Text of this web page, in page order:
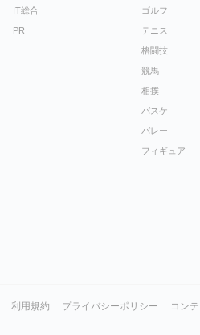
IT総合
PR
ゴルフ
テニス
格闘技
競馬
相撲
バスケ
バレー
フィギュア
利用規約 プライバシーポリシー コン